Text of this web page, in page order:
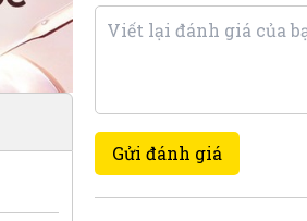
Gửi đánh giá